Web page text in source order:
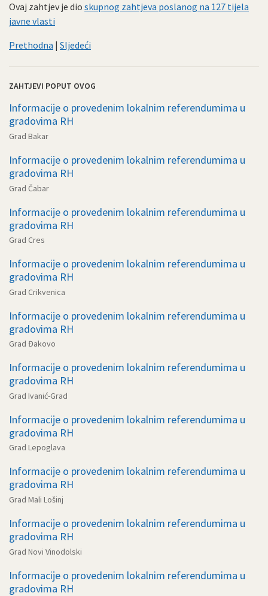
Ovaj zahtjev je dio skupnog zahtjeva poslanog na 127 tijela
javne vlasti
Prethodna | Sljedeći
ZAHTJEVI POPUT OVOG
Informacije o provedenim lokalnim referendumima u
gradovima RH
Grad Bakar
Informacije o provedenim lokalnim referendumima u
gradovima RH
Grad Čabar
Informacije o provedenim lokalnim referendumima u
gradovima RH
Grad Cres
Informacije o provedenim lokalnim referendumima u
gradovima RH
Grad Crikvenica
Informacije o provedenim lokalnim referendumima u
gradovima RH
Grad Đakovo
Informacije o provedenim lokalnim referendumima u
gradovima RH
Grad Ivanić-Grad
Informacije o provedenim lokalnim referendumima u
gradovima RH
Grad Lepoglava
Informacije o provedenim lokalnim referendumima u
gradovima RH
Grad Mali Lošinj
Informacije o provedenim lokalnim referendumima u
gradovima RH
Grad Novi Vinodolski
Informacije o provedenim lokalnim referendumima u
gradovima RH